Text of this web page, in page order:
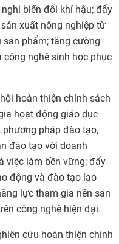
biến đổi khí hậu; đẩy
xuất nông nghiệp từ
sản phẩm; tăng cường
công nghệ sinh học phục
hoàn thiện chính sách
hoạt động giáo dục
phương pháp đào tạo,
đào tạo với doanh
việc làm bền vững; đẩy
động và đào tạo lao
lực tham gia nền sản
công nghệ hiện đại.
cứu hoàn thiện chính